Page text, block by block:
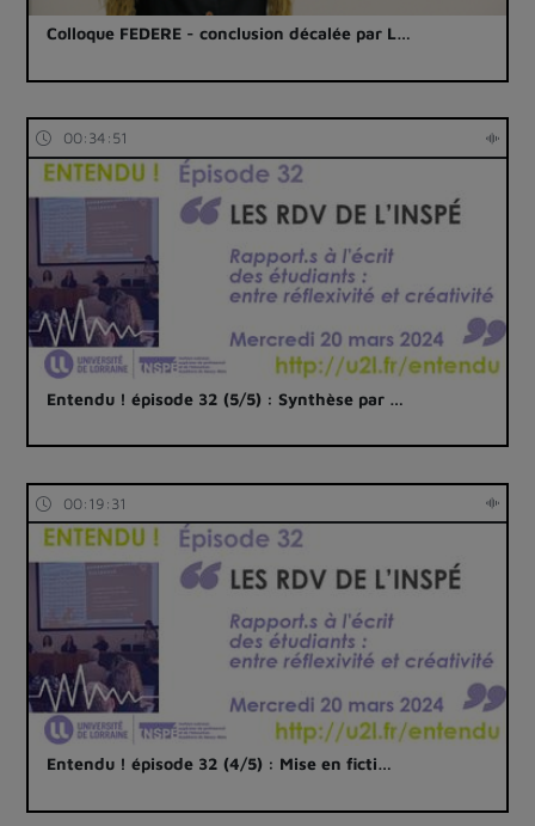
Colloque FEDERE - conclusion décalée par L…
00:34:51
Entendu ! épisode 32 (5/5) : Synthèse par …
00:19:31
Entendu ! épisode 32 (4/5) : Mise en ficti…